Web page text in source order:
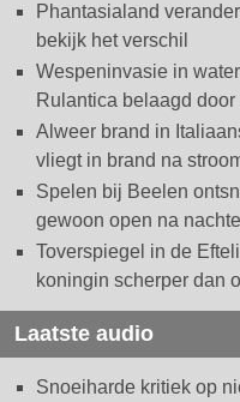
Phantasialand
bekijk het verschil
Wespeninvasie in
Rulantica belaagd
Alweer brand in
vliegt in brand na
Spelen bij Beelen
gewoon open na
Toverspiegel in de
koningin scherper dan
Laatste audio
Snoeiharde kritiek op